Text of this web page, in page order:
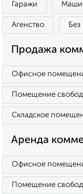
Гаражи
Агенство
Продажа
Офисное
Помещение
Складское
Аренда
Офисное
Помещение